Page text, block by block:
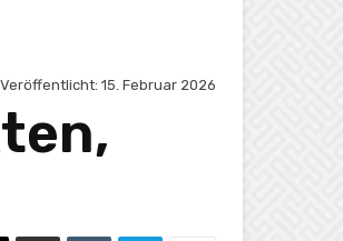
Veröffentlicht: 15. Februar 2026